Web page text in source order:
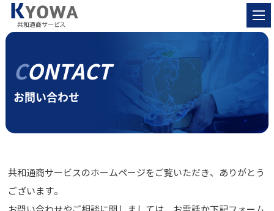
CONTACT
お問い合わせ
共和通商サービスのホームページをご覧いただき、ありがとう
ございます。